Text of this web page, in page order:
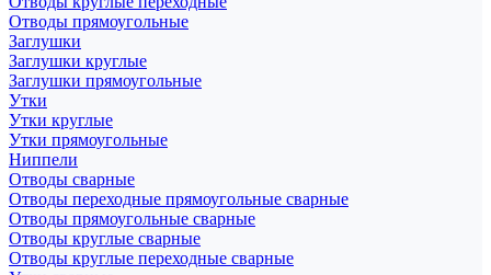
Отводы прямоугольные
Заглушки
Заглушки круглые
Заглушки прямоугольные
Утки
Утки круглые
Утки прямоугольные
Ниппели
Отводы сварные
Отводы переходные прямоугольные сварные
Отводы прямоугольные сварные
Отводы круглые сварные
Отводы круглые переходные сварные